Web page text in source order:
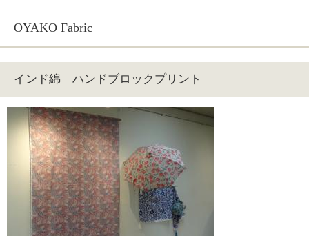
OYAKO Fabric
インド綿 ハンドブロックプリント